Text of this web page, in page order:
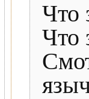
Что
Что